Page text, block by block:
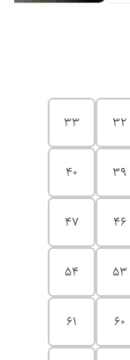
32
33
39
40
46
47
53
54
60
61